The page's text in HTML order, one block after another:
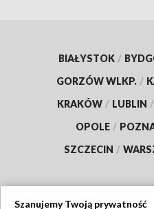
BIAŁYSTOK /
GORZÓW WLKP. /
KRAKÓW / LUBLIN /
OPOLE /
SZCZECIN /
Szanujemy Twoją prywatność